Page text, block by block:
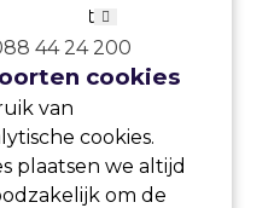
44 24 200
verwerkt.
cookies
van
cookies.
plaatsen we altijd
om de